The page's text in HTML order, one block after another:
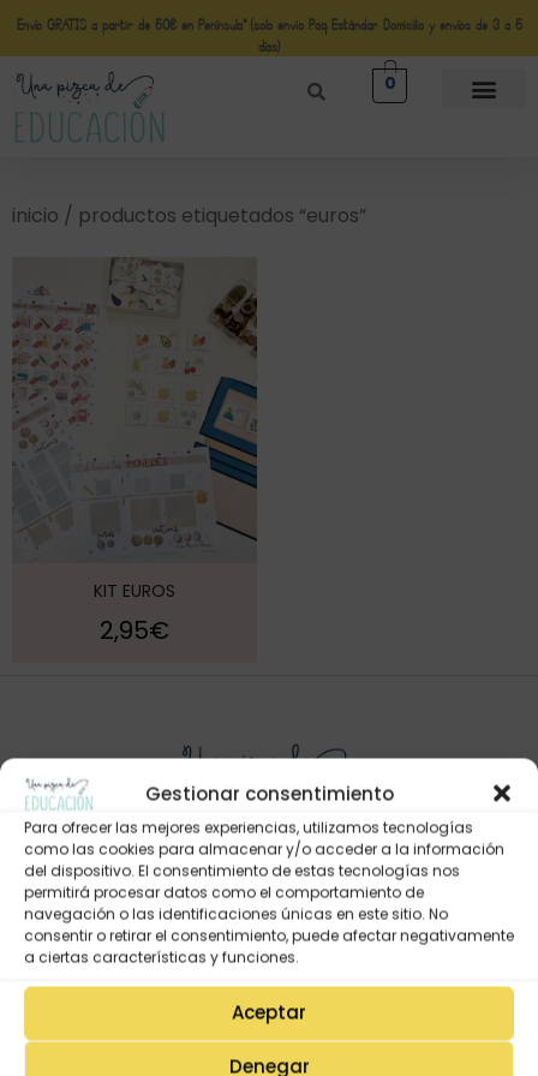
Gestionar consentimiento
Para ofrecer las mejores experiencias, utilizamos tecnologías
como las cookies para almacenar y/o acceder a la información
del dispositivo. El consentimiento de estas tecnologías nos
permitirá procesar datos como el comportamiento de
navegación o las identificaciones únicas en este sitio. No
consentir o retirar el consentimiento, puede afectar negativamente
a ciertas características y funciones.
Aceptar
Denegar
Envío GRATIS a partir de 50€ en Península* (solo envio Paq Estándar Domicilio y envíos de 3 a 5
días)
0
inicio / productos etiquetados “euros”
KIT EUROS
2,95€
Mi Cuenta
Lista de deseos
Mi Perfil
Descargas
Estado de mi pedido